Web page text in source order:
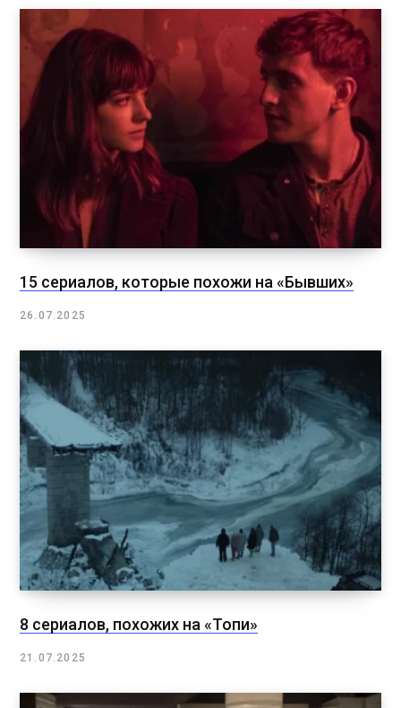
15 сериалов, которые похожи на «Бывших»
26.07.2025
8 сериалов, похожих на «Топи»
21.07.2025